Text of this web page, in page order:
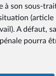
à son sous-
(article
A défaut, sa
pourra